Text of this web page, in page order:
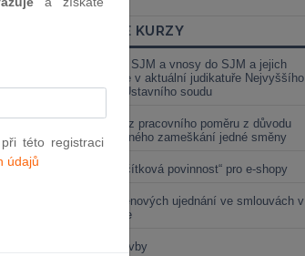
byla
ONLINE KURZY
Vnosy ze SJM a vnosy do SJM a jejich
valorizace v aktuální judikatuře Nejvyššího
soudu a Ústavního soudu
Výpověď z pracovního poměru z důvodu
neomluveného zameškání jedné směny
Nová „tlačítková povinnost“ pro e-shopy
Změna cenových ujednání ve smlouvách v
energetice
Černé stavby
této registraci
údajů